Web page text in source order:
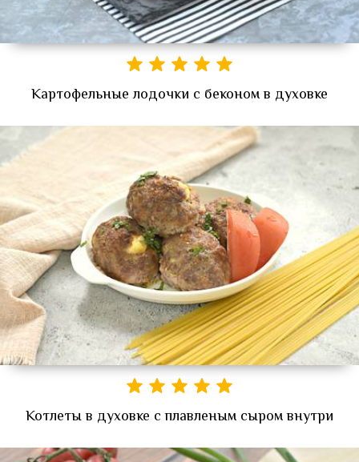
Картофельные лодочки с беконом в духовке
Котлеты в духовке с плавленым сыром внутри